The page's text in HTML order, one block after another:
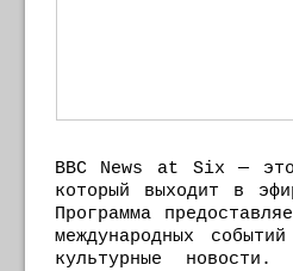
BBC News at Six — это
который выходит в
Программа
международных
культурные